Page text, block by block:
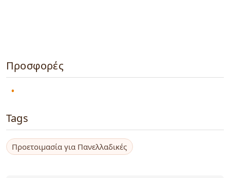
Προσφορές
Tags
Προετοιμασία για Πανελλαδικές